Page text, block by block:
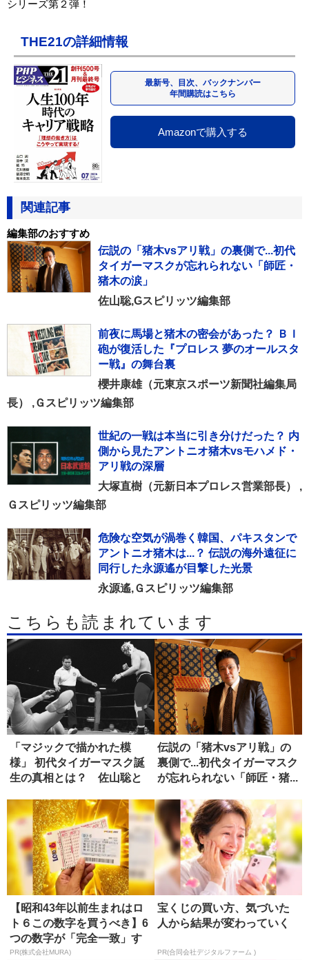
シリーズ第２弾！
THE21の詳細情報
最新号、目次、バックナンバー
年間購読はこちら
Amazonで購入する
関連記事
編集部のおすすめ
伝説の「猪木vsアリ戦」の裏側で...初代
タイガーマスクが忘れられない「師匠・
猪木の涙」
佐山聡,Gスピリッツ編集部
前夜に馬場と猪木の密会があった？ ＢＩ
砲が復活した『プロレス 夢のオールスタ
ー戦』の舞台裏
櫻井康雄（元東京スポーツ新聞社編集局
長） ,Ｇスピリッツ編集部
世紀の一戦は本当に引き分けだった？ 内
側から見たアントニオ猪木vsモハメド・
アリ戦の深層
大塚直樹（元新日本プロレス営業部長） ,
Ｇスピリッツ編集部
危険な空気が渦巻く韓国、パキスタンで
アントニオ猪木は...？ 伝説の海外遠征に
同行した永源遙が目撃した光景
永源遙,Ｇスピリッツ編集部
こちらも読まれています
「マジックで描かれた模
様」 初代タイガーマスク誕
生の真相とは？ 佐山聡と
伝説の「猪木vsアリ戦」の
裏側で...初代タイガーマスク
が忘れられない「師匠・猪...
【昭和43年以前生まれはロ
ト６この数字を買うべき】6
つの数字が「完全一致」す
る方...
PR(株式会社MURA)
宝くじの買い方、気づいた
人から結果が変わっていく
PR(合同会社デジタルファーム )